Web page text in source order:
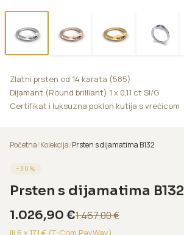
Zlatni prsten od 14 karata (585)
Dijamant (Round brilliant) 1 x 0,11 ct SI/G
Certifikat i luksuzna poklon kutija s vrećicom
Početna/Kolekcija/Prsten s dijamatima B132
−30 %
Prsten s dijamatima B132
1.026,90 €1.467,00€
ili 6 × 171 € (T-Com PayWay)